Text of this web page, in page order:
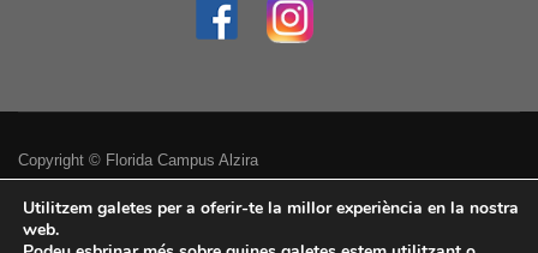
Copyright © Florida Campus Alzira
Política de privacitat
Utilitzem galetes per a oferir-te la millor experiència en la nostra
web.